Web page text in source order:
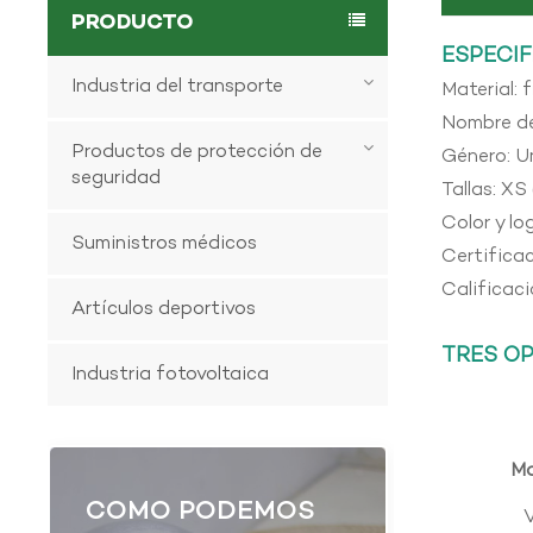
Material:
Nombre
Género:
Tallas:
Color y
TRES
PRODUCTO
Industria del transporte
Productos de protección de
seguridad
Suministros médicos
Artículos deportivos
Industria fotovoltaica
COMO PODEMOS